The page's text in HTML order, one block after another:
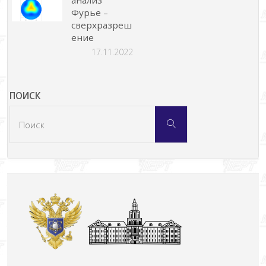
Фурье –
сверхразреш
ение
17.11.2022
ПОИСК
Поиск